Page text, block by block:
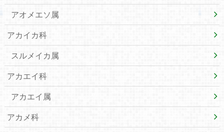
アオメエソ属
アカイカ科
スルメイカ属
アカエイ科
アカエイ属
アカメ科